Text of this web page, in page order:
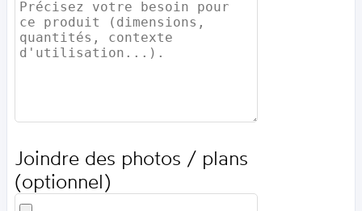
Joindre des photos / plans
(optionnel)